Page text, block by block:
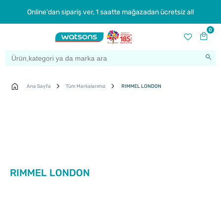
Online'dan sipariş ver, 1 saatte mağazadan ücretsiz al!
0
Ana Sayfa Tüm Markalarımız RIMMEL LONDON
RIMMEL LONDON